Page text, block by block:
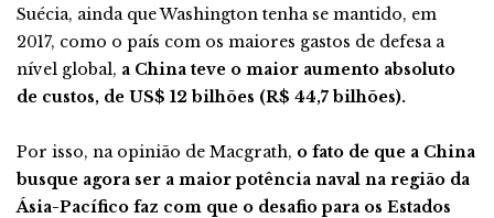
Suécia, ainda que Washington tenha se mantido, em
2017, como o país com os maiores gastos de defesa a
nível global, a China teve o maior aumento absoluto
de custos, de US$ 12 bilhões (R$ 44,7 bilhões).
Por isso, na opinião de Macgrath, o fato de que a China
busque agora ser a maior potência naval na região da
Ásia-Pacífico faz com que o desafio para os Estados